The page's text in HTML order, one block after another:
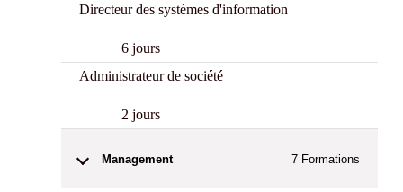
Directeur des systèmes d'information
6 jours
Administrateur de société
2 jours
Management 7 Formations